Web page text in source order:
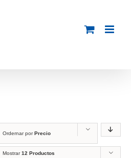
Ordernar porPrecio
Mostrar12 Productos